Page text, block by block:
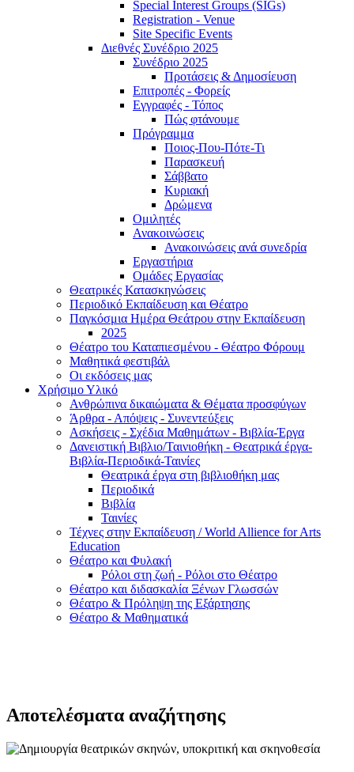
Special Interest Groups (SIGs)
Registration - Venue
Site Specific Events
Διεθνές Συνέδριο 2025
Συνέδριο 2025
Προτάσεις & Δημοσίευση
Επιτροπές - Φορείς
Εγγραφές - Τόπος
Πώς φτάνουμε
Πρόγραμμα
Ποιος-Που-Πότε-Τι
Παρασκευή
Σάββατο
Κυριακή
Δρώμενα
Ομιλητές
Ανακοινώσεις
Ανακοινώσεις ανά συνεδρία
Εργαστήρια
Ομάδες Εργασίας
Θεατρικές Κατασκηνώσεις
Περιοδικό Εκπαίδευση και Θέατρο
Παγκόσμια Ημέρα Θεάτρου στην Εκπαίδευση
2025
Θέατρο του Καταπιεσμένου - Θέατρο Φόρουμ
Μαθητικά φεστιβάλ
Οι εκδόσεις μας
Χρήσιμο Υλικό
Ανθρώπινα δικαιώματα & Θέματα προσφύγων
Άρθρα - Απόψεις - Συνεντεύξεις
Ασκήσεις - Σχέδια Μαθημάτων - Βιβλία-Έργα
Δανειστική Βιβλιο/Ταινιοθήκη - Θεατρικά έργα-
Βιβλία-Περιοδικά-Ταινίες
Θεατρικά έργα στη βιβλιοθήκη μας
Περιοδικά
Βιβλία
Ταινίες
Τέχνες στην Εκπαίδευση / World Allience for Arts
Education
Θέατρο και Φυλακή
Ρόλοι στη ζωή - Ρόλοι στο Θέατρο
Θέατρο και διδασκαλία Ξένων Γλωσσών
Θέατρο & Πρόληψη της Εξάρτησης
Θέατρο & Μαθηματικά
Αποτελέσματα αναζήτησης